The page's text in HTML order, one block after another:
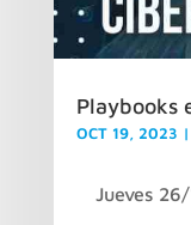
Playbooks
OCT 19, 2023 |
Jueves